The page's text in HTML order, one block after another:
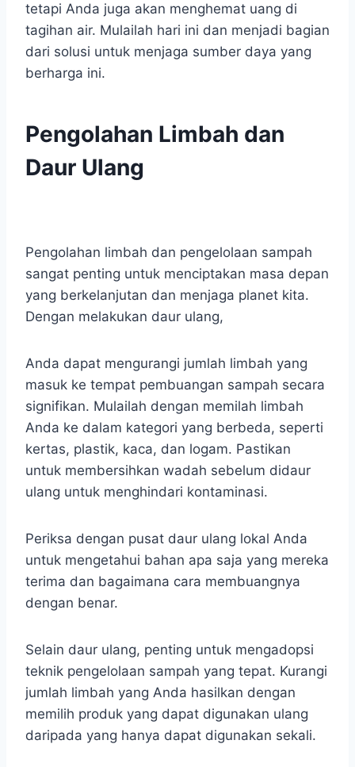
tetapi Anda juga akan menghemat uang di
tagihan air. Mulailah hari ini dan menjadi bagian
dari solusi untuk menjaga sumber daya yang
berharga ini.
Pengolahan Limbah dan
Daur Ulang
Pengolahan limbah dan pengelolaan sampah
sangat penting untuk menciptakan masa depan
yang berkelanjutan dan menjaga planet kita.
Dengan melakukan daur ulang,
Anda dapat mengurangi jumlah limbah yang
masuk ke tempat pembuangan sampah secara
signifikan. Mulailah dengan memilah limbah
Anda ke dalam kategori yang berbeda, seperti
kertas, plastik, kaca, dan logam. Pastikan
untuk membersihkan wadah sebelum didaur
ulang untuk menghindari kontaminasi.
Periksa dengan pusat daur ulang lokal Anda
untuk mengetahui bahan apa saja yang mereka
terima dan bagaimana cara membuangnya
dengan benar.
Selain daur ulang, penting untuk mengadopsi
teknik pengelolaan sampah yang tepat. Kurangi
jumlah limbah yang Anda hasilkan dengan
memilih produk yang dapat digunakan ulang
daripada yang hanya dapat digunakan sekali.